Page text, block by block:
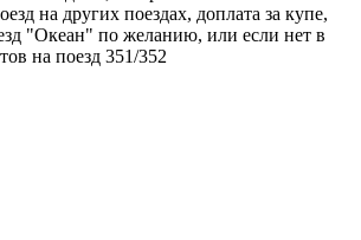
на других поездах, доплата за купе,
"Океан" по желанию, или если нет в
на поезд 351/352